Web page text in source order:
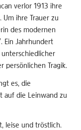
verlor 1913 ihre
ihre Trauer zu
des modernen
Ein Jahrhundert
persönlichen Tragik.
es, die
auf die Leinwand zu
leise und tröstlich.